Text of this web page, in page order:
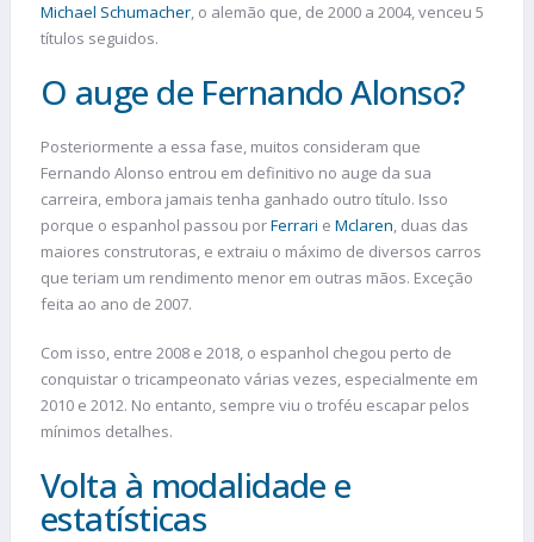
Michael Schumacher, o alemão que, de 2000 a 2004, venceu 5
títulos seguidos.
O auge de Fernando Alonso?
Posteriormente a essa fase, muitos consideram que
Fernando Alonso entrou em definitivo no auge da sua
carreira, embora jamais tenha ganhado outro título. Isso
porque o espanhol passou porFerrari e Mclaren, duas das
maiores construtoras, e extraiu o máximo de diversos carros
que teriam um rendimento menor em outras mãos. Exceção
feita ao ano de 2007.
Com isso, entre 2008 e 2018, o espanhol chegou perto de
conquistar o tricampeonato várias vezes, especialmente em
2010 e 2012. No entanto, sempre viu o troféu escapar pelos
mínimos detalhes.
Volta à modalidade e
estatísticas